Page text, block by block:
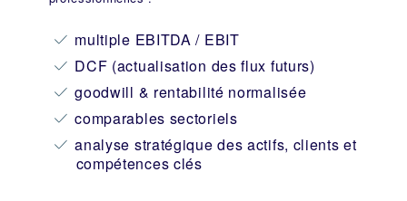
multiple EBITDA / EBIT
DCF (actualisation des flux futurs)
goodwill & rentabilité normalisée
comparables sectoriels
analyse stratégique des actifs, clients et
compétences clés